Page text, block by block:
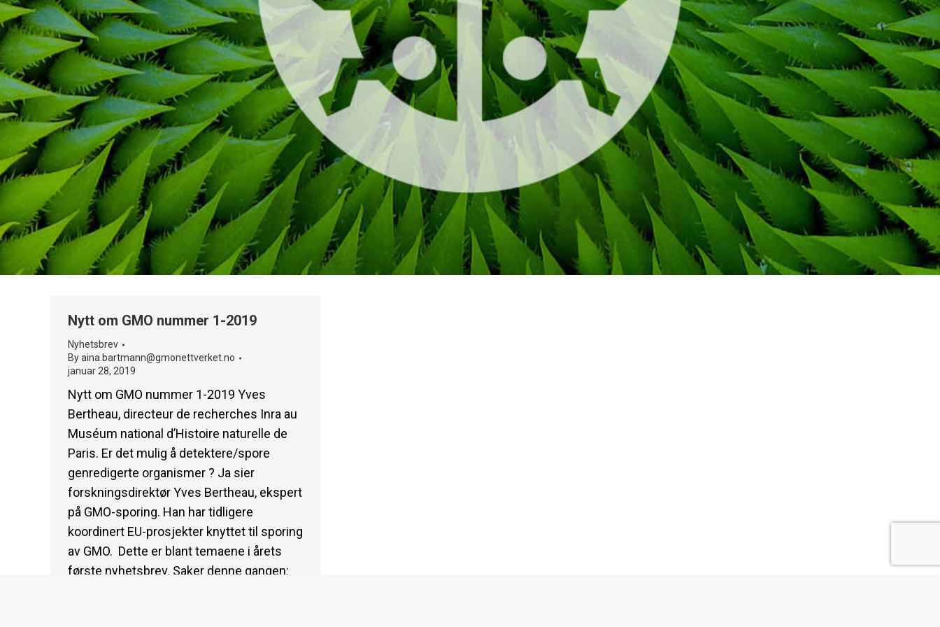
Nytt om GMO nummer 1-2019
Nyhetsbrev
Byaina.bartmann@gmonettverket.no
januar 28, 2019
Nytt om GMO nummer 1-2019 Yves
Bertheau, directeur de recherches Inra au
Muséum national d’Histoire naturelle de
Paris. Er det mulig å detektere/spore
genredigerte organismer ? Ja sier
forskningsdirektør Yves Bertheau, ekspert
på GMO-sporing. Han har tidligere
koordinert EU-prosjekter knyttet til sporing
av GMO. Dette er blant temaene i årets
første nyhetsbrev. Saker denne gangen: